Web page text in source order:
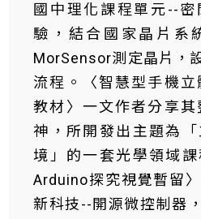
國中理化課程單元--
驗，結合國家晶片系
MorSensor測定晶片，
流程。〈智慧型手機立
教材〉一文作者分享其
神，所開發出主題為
境」的一套光學領域
Arduino探究視覺暫留
新科技--開源微控制器